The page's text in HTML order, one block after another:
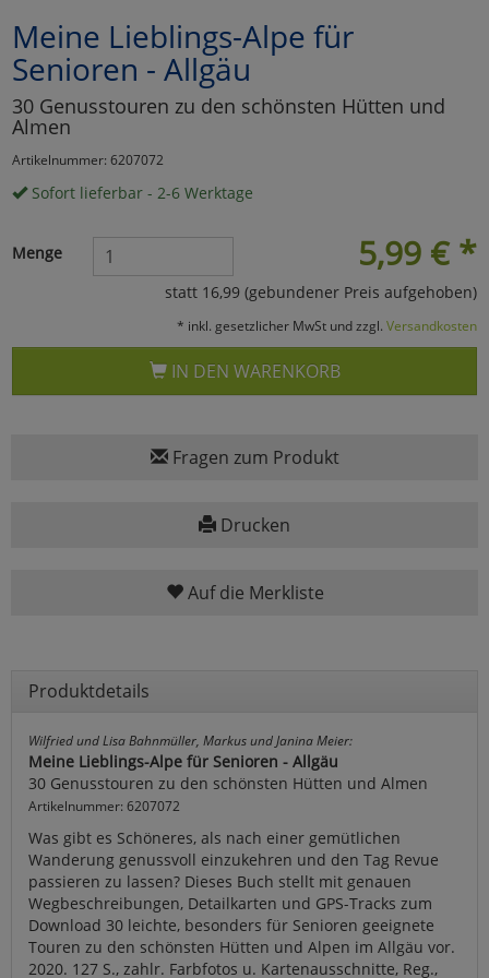
Meine Lieblings-Alpe für
Senioren - Allgäu
30 Genusstouren zu den schönsten Hütten und
Almen
Artikelnummer: 6207072
Sofort lieferbar - 2-6 Werktage
5,99 € *
Menge
statt 16,99 (gebundener Preis aufgehoben)
* inkl. gesetzlicher MwSt und zzgl. Versandkosten
IN DEN WARENKORB
Fragen zum Produkt
Drucken
Auf die Merkliste
Produktdetails
Wilfried und Lisa Bahnmüller, Markus und Janina Meier:
Meine Lieblings-Alpe für Senioren - Allgäu
30 Genusstouren zu den schönsten Hütten und Almen
Artikelnummer: 6207072
Was gibt es Schöneres, als nach einer gemütlichen
Wanderung genussvoll einzukehren und den Tag Revue
passieren zu lassen? Dieses Buch stellt mit genauen
Wegbeschreibungen, Detailkarten und GPS-Tracks zum
Download 30 leichte, besonders für Senioren geeignete
Touren zu den schönsten Hütten und Alpen im Allgäu vor.
2020. 127 S., zahlr. Farbfotos u. Kartenausschnitte, Reg.,
Marketing
Umfragetools
Cookies
Alle Akzeptieren
Einstellungen speichern
zurück